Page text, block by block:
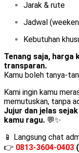
Jarak & rute
Jadwal
Kebutuhan
Tenang saja, harga
transparan.
Kamu boleh tanya-
Kami ingin kamu
memutuskan, tanpa
Jujur dan jelas
kamu ragu. 💬✨
📱 Langsung chat
👉 0813-3604-0403